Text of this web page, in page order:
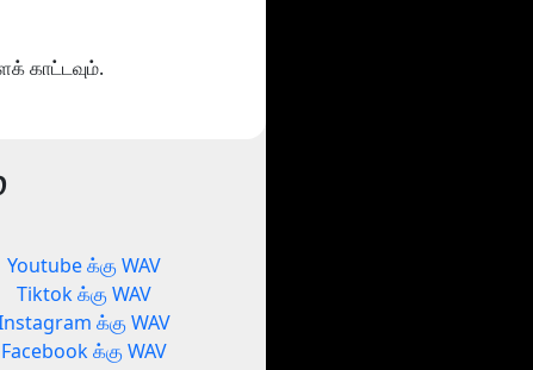
காட்டவும்.
Youtube க்கு WAV
Tiktok க்கு WAV
க்கு WAV
Facebook க்கு WAV